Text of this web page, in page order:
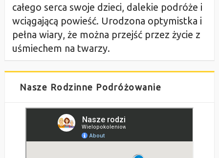
całego serca swoje dzieci, dalekie podróże i
wciągającą powieść. Urodzona optymistka i
pełna wiary, że można przejść przez życie z
uśmiechem na twarzy.
Nasze Rodzinne Podróżowanie